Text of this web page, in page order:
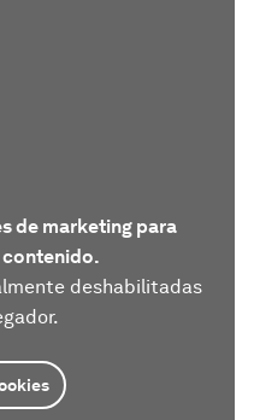
de marketing para
contenido.
deshabilitadas